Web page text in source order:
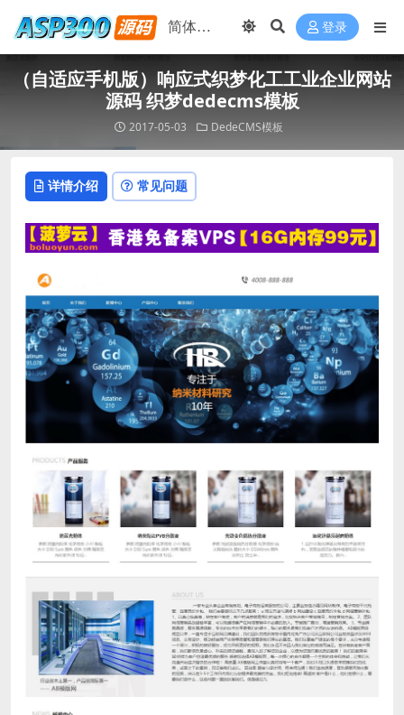
登录
（自适应手机版）响应式织梦化工工业企业网站
源码 织梦dedecms模板
2017-05-03 DedeCMS模板
详情介绍 常见问题